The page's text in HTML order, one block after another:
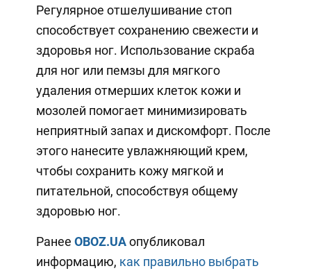
Регулярное отшелушивание стоп
способствует сохранению свежести и
здоровья ног. Использование скраба
для ног или пемзы для мягкого
удаления отмерших клеток кожи и
мозолей помогает минимизировать
неприятный запах и дискомфорт. После
этого нанесите увлажняющий крем,
чтобы сохранить кожу мягкой и
питательной, способствуя общему
здоровью ног.
Ранее OBOZ.UAопубликовал
информацию, как правильно выбрать